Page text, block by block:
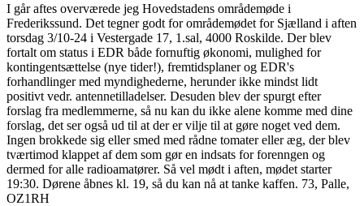
I går aftes overværede jeg Hovedstadens områdemøde i
Frederikssund. Det tegner godt for områdemødet for Sjælland i aften
torsdag 3/10-24 i Vestergade 17, 1.sal, 4000 Roskilde. Der blev
fortalt om status i EDR både fornuftig økonomi, mulighed for
kontingentsættelse (nye tider!), fremtidsplaner og EDR's
forhandlinger med myndighederne, herunder ikke mindst lidt
positivt vedr. antennetilladelser. Desuden blev der spurgt efter
forslag fra medlemmerne, så nu kan du ikke alene komme med dine
forslag, det ser også ud til at der er vilje til at gøre noget ved dem.
Ingen brokkede sig eller smed med rådne tomater eller æg, der blev
tværtimod klappet af dem som gør en indsats for forenngen og
dermed for alle radioamatører. Så vel mødt i aften, mødet starter
19:30. Dørene åbnes kl. 19, så du kan nå at tanke kaffen. 73, Palle,
OZ1RH